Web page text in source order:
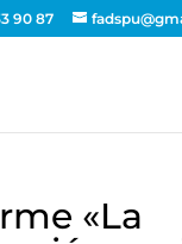
90 87
«La